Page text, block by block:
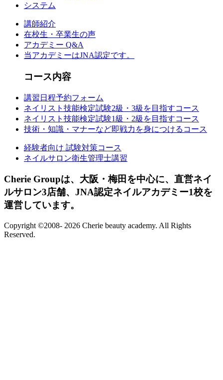
システム
講師紹介
在校生・卒業生の声
アカデミー Q&A
当アカデミーはJNA認定です。
コース内容
講習日程予約フォーム
ネイリスト技能検定試験2級・3級を目指すコース
ネイリスト技能検定試験1級・2級を目指すコース
技術・知識・マナーなど即戦力を身につけるコース
経験者向け 試験対策コース
ネイルサロン衛生管理士講習
Cherie Groupは、大阪・梅田を中心に、直営ネイ
ルサロン3店舗、JNA認定ネイルアカデミー1校を
運営しています。
Copyright ©2008- 2026 Cherie beauty academy. All Rights
Reserved.